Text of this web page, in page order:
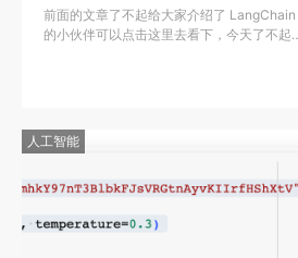
前面的文章了不起给大家介绍了
的小伙伴可以点击这里去看下，今天了不起
人工智能